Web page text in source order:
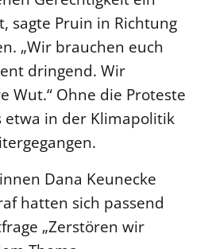
sagte Pruin in Richtung
„Wir brauchen euch
dringend. Wir
Wut.“ Ohne die Proteste
etwa in der Klimapolitik
Dana Keunecke
hatten sich passend
„Zerstören wir